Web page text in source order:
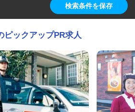
検索条件を保存
ピックアップPR求人